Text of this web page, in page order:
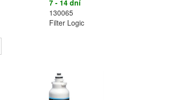
7 - 14 dní
130065
Filter Logic